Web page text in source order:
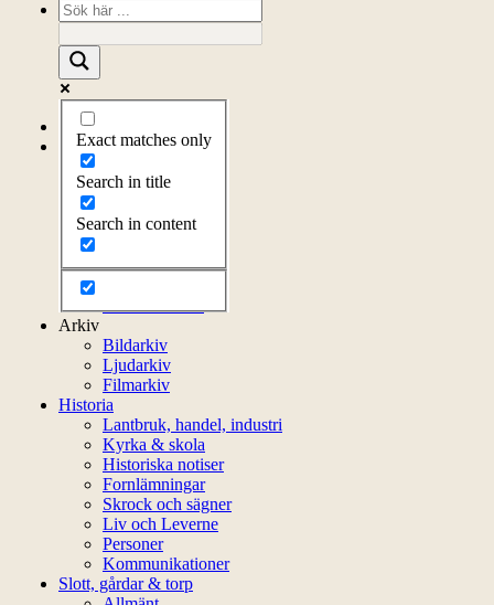
Exact matches only
Search in title
Search in content
Startsida
Om föreningen
Årsprogram
Styrelsen
Litteratur
Arkiv
Bildarkiv
Ljudarkiv
Filmarkiv
Historia
Lantbruk, handel, industri
Kyrka & skola
Historiska notiser
Fornlämningar
Skrock och sägner
Liv och Leverne
Personer
Kommunikationer
Slott, gårdar & torp